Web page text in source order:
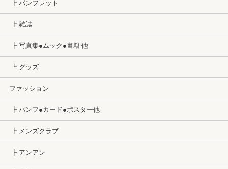
┣ パンフレット
┣ 雑誌
┣ 写真集●ムック●書籍 他
┗ グッズ
ファッション
┣ パンフ●カード●ポスター他
┣ メンズクラブ
┣ アンアン